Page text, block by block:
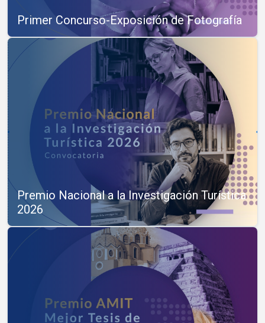
Primer Concurso-Exposición de Fotografía
Premio Nacional a la Investigación Turística
2026